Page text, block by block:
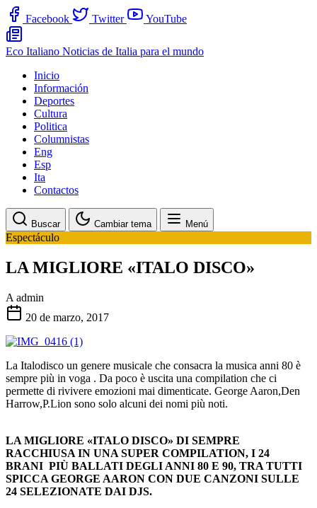
Facebook Twitter YouTube
Eco Italiano Noticias de Italia para el mundo
Inicio
Información
Deportes
Cultura
Politica
Columnistas
Eng
Esp
Ita
Contactos
Buscar Cambiar tema Menú
Espectáculo
LA MIGLIORE «ITALO DISCO»
A admin
20 de marzo, 2017
La Italodisco un genere musicale che consacra la musica anni 80 è
sempre più in voga . Da poco è uscita una compilation che ci
permette di rivivere emozioni mai dimenticate. George Aaron,Den
Harrow,P.Lion sono solo alcuni dei nomi più noti.
LA MIGLIORE «ITALO DISCO» DI SEMPRE
RACCHIUSA IN UNA SUPER COMPILATION, I 24
BRANI PIÙ BALLATI DEGLI ANNI 80 E 90, TRA TUTTI
SPICCA GEORGE AARON CON DUE CANZONI SULLE
24 SELEZIONATE DAI DJS.